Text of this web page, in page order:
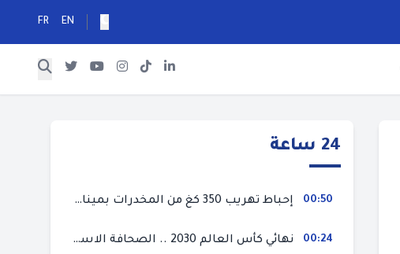
EN
FR
24 ساعة
00:50 إحباط تهريب 350 كغ من المخدرات بميناء طنجة المتوسط
00:24 نهائي كأس العالم 2030 .. الصحافة الاسبانية قلقة من حسم الملف لصالح المغرب و”تتهم رئيس الفيفا”